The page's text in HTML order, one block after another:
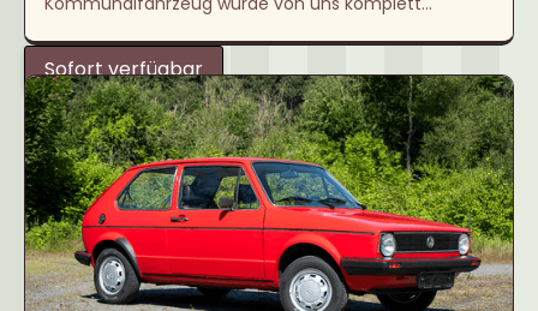
Sofort verfügbar